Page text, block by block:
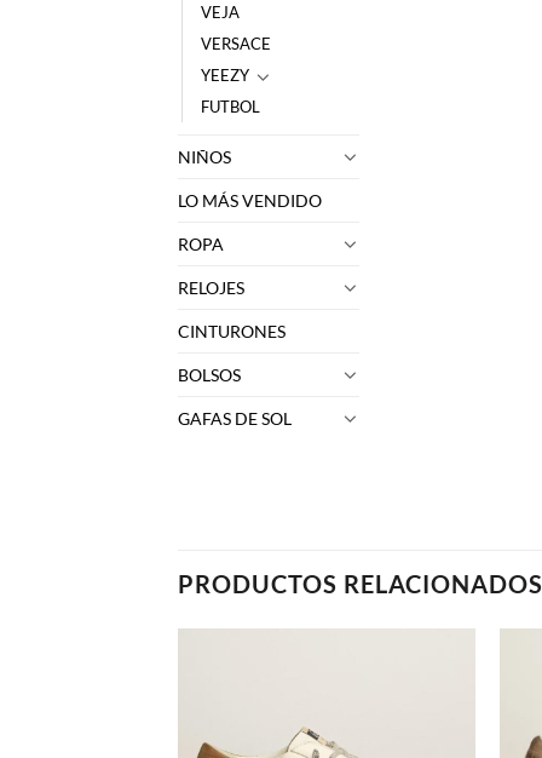
VEJA
VERSACE
YEEZY
FUTBOL
NIÑOS
LO MÁS VENDIDO
ROPA
RELOJES
CINTURONES
BOLSOS
GAFAS DE SOL
PRODUCTOS RELACIONADOS